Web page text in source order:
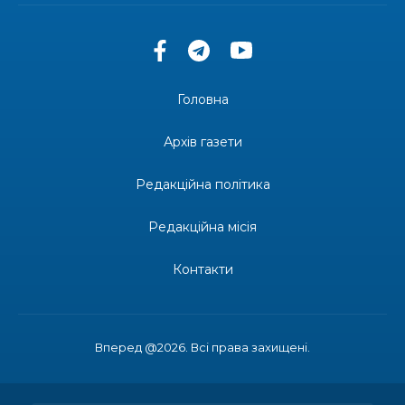
«Дві музи» у Рівному: свято краси, мистецтва
Одна з найяскравіших постатей Бахмута –
професійним святом
Вперед @2026. Всі права захищені.
Головна
Архів газети
Редакційна політика
Редакційна місія
Контакти